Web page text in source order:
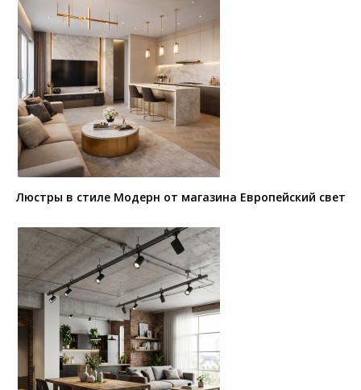
Люстры в стиле Модерн от магазина Европейский свет